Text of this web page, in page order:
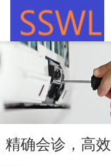
精确会诊，高